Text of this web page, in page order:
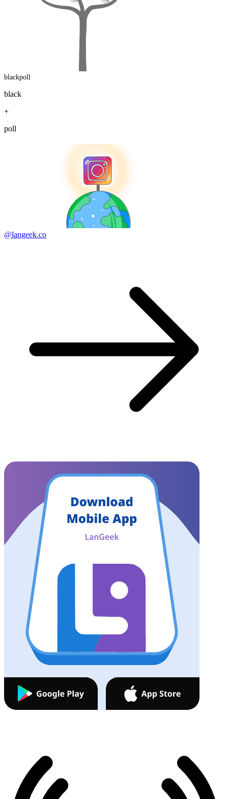
blackpoll
black
+
poll
@langeek.co